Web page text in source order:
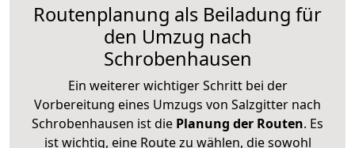
Routenplanung als Beiladung für
den Umzug nach
Schrobenhausen
Ein weiterer wichtiger Schritt bei der
Vorbereitung eines Umzugs von Salzgitter nach
Schrobenhausen ist die Planung der Routen. Es
ist wichtig, eine Route zu wählen, die sowohl